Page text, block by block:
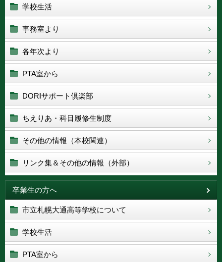
学校生活
事務室より
各年次より
PTA室から
DORIサポート倶楽部
ちえりあ・科目履修生制度
その他の情報（本校関連）
リンク集＆その他の情報（外部）
卒業生の方へ
市立札幌大通高等学校について
学校生活
PTA室から